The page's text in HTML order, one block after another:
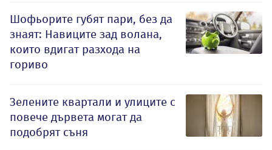
Шофьорите губят пари, без да
знаят: Навиците зад волана,
които вдигат разхода на
гориво
Зелените квартали и улиците с
повече дървета могат да
подобрят съня